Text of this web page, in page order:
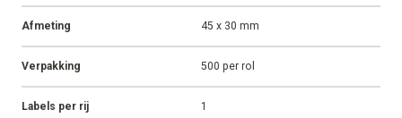
Afmeting 45 x 30 mm
Verpakking 500 per rol
Labels per rij 1